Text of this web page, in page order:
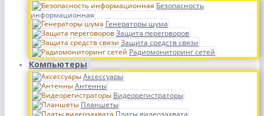
Безопасность
информационная
Генераторы шума
Защита переговоров
Защита средств связи
Радиомониторинг сетей
Компьютеры
Аксессуары
Антенны
Видеорегистраторы
Планшеты
Платы видеозахвата